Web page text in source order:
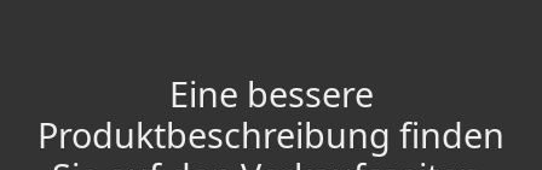
Eine bessere
Produktbeschreibung finden